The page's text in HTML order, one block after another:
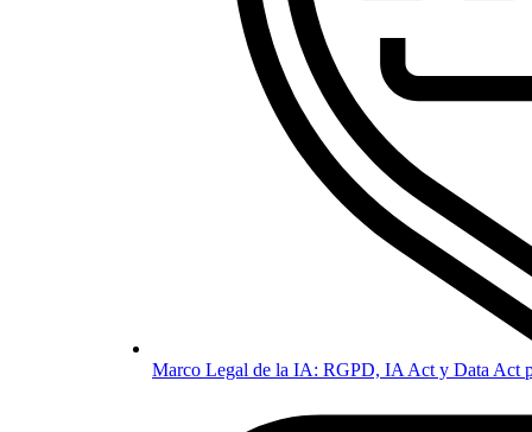
Marco Legal de la IA: RGPD, IA Act y Data Act